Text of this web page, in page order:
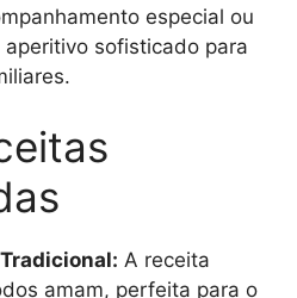
especial ou
sofisticado para
A receita
amam, perfeita para o